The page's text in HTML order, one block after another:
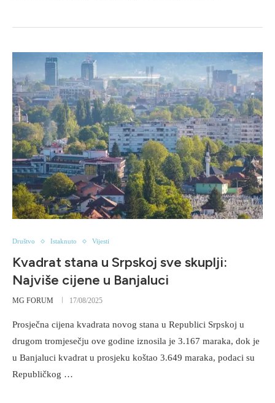
Društvo Istaknuto Vijesti
Kvadrat stana u Srpskoj sve skuplji:
Najviše cijene u Banjaluci
MG FORUM 17/08/2025
Prosječna cijena kvadrata novog stana u Republici Srpskoj u
drugom tromjesečju ove godine iznosila je 3.167 maraka, dok je
u Banjaluci kvadrat u prosjeku koštao 3.649 maraka, podaci su
Republičkog …